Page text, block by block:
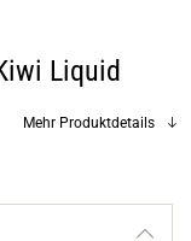
Liquid
Mehr Produktdetails